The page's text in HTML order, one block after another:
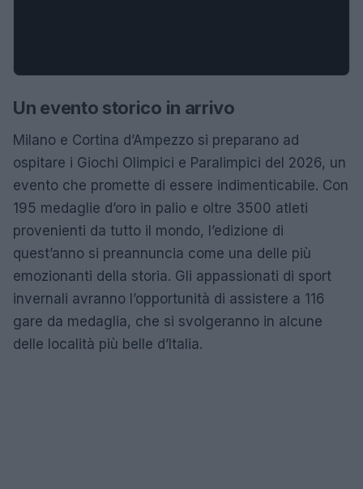
Un evento storico in arrivo
Milano e Cortina d’Ampezzo si preparano ad
ospitare i Giochi Olimpici e Paralimpici del 2026, un
evento che promette di essere indimenticabile. Con
195 medaglie d’oro in palio e oltre 3500 atleti
provenienti da tutto il mondo, l’edizione di
quest’anno si preannuncia come una delle più
emozionanti della storia. Gli appassionati di sport
invernali avranno l’opportunità di assistere a 116
gare da medaglia, che si svolgeranno in alcune
delle località più belle d’Italia.